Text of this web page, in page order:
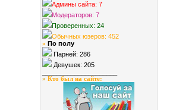
Админы сайта: 7
Модераторов: 7
Проверенных: 24
Обычных юзеров: 452
» По полу
Парней: 286
Девушек: 205
» Кто был на сайте: